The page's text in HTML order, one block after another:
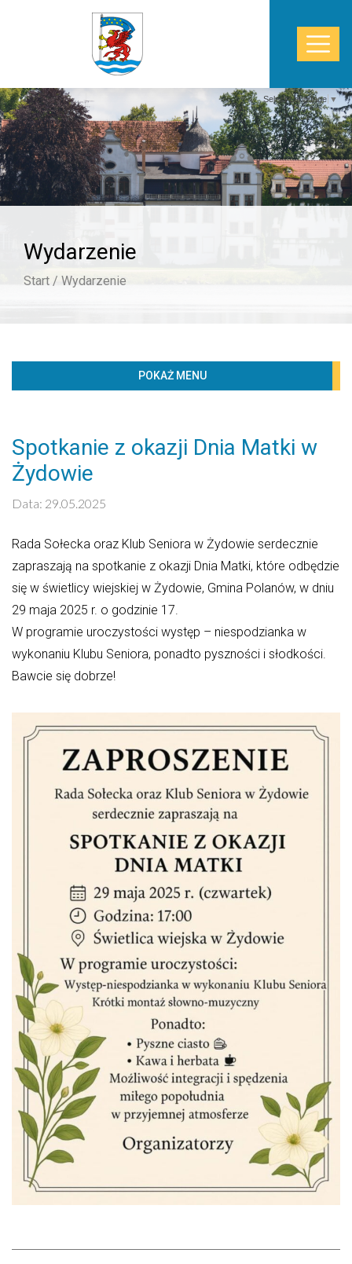
Select Language ▼
START
WŁADZE
BIBLIOTECZKA
PROJEKTY
Wydarzenie
Start / Wydarzenie
Spotkanie z okazji Dnia Matki w
Żydowie
Data: 29.05.2025
Rada Sołecka oraz Klub Seniora w Żydowie serdecznie
zapraszają na spotkanie z okazji Dnia Matki, które odbędzie
się w świetlicy wiejskiej w Żydowie, Gmina Polanów, w dniu
29 maja 2025 r. o godzinie 17.
W programie uroczystości występ – niespodzianka w
wykonaniu Klubu Seniora, ponadto pyszności i słodkości.
Bawcie się dobrze!
POKAŻ MENU
Kaledarz wydarzeń
1 2
3 4 5 6 7 8 9
10 11 12 13
17 18 19 20 21 22 23
24 25
31
NADCHODZĄCE WYDARZENIA
XIII Komorowska Biesiada Historyczna
Dożynki Gminne w Biesiekierzu
Dożynki Powiatowe w Niedalinie
12.09.2026